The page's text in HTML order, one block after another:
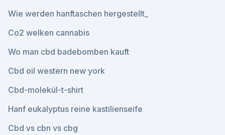
Wie werden hanftaschen hergestellt_
Co2 welken cannabis
Wo man cbd badebomben kauft
Cbd oil western new york
Cbd-molekül-t-shirt
Hanf eukalyptus reine kastilienseife
Cbd vs cbn vs cbg